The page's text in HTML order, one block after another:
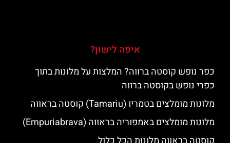
איפה לישון?
כפר נופש קוסטה ברווה? המלצות על מלונות בתוך
כפרי נופש בקוסטה ברווה
מלונות מומלצים בטמריו (Tamariu) קוסטה בראווה
מלונות מומלצים באמפוריה בראווה (Empuriabrava)